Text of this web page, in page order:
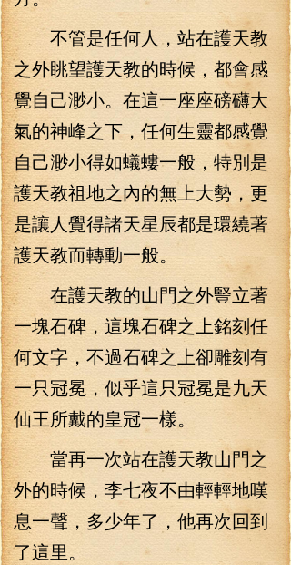
不管是任何人，站在護天教
之外眺望護天教的時候，都會感
覺自己渺小。在這一座座磅礴大
氣的神峰之下，任何生靈都感覺
自己渺小得如蟻螻一般，特別是
護天教祖地之內的無上大勢，更
是讓人覺得諸天星辰都是環繞著
護天教而轉動一般。
在護天教的山門之外豎立著
一塊石碑，這塊石碑之上銘刻任
何文字，不過石碑之上卻雕刻有
一只冠冕，似乎這只冠冕是九天
仙王所戴的皇冠一樣。
當再一次站在護天教山門之
外的時候，李七夜不由輕輕地嘆
息一聲，多少年了，他再次回到
了這里。